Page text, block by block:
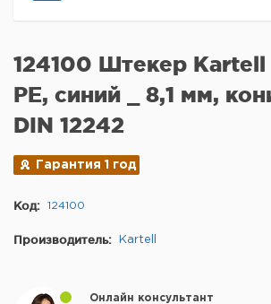
124100 Штекер Kartell
PE, синий _ 8,1 мм,
DIN 12242
Гарантия 1 год
Код: 124100
Производитель: Kartell
Онлайн консультант